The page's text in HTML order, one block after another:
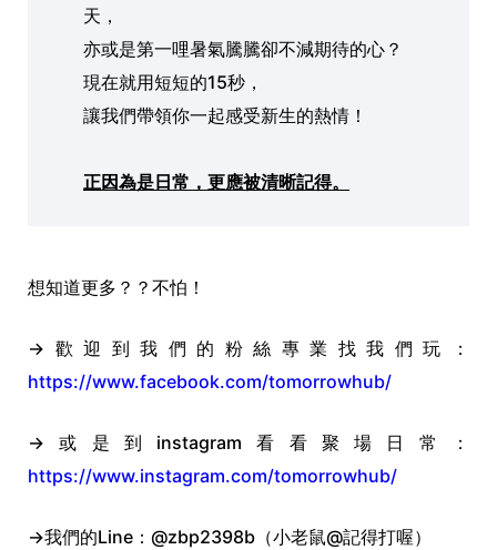
天，
亦或是第一哩暑氣騰騰卻不減期待的心？
現在就用短短的15秒，
讓我們帶領你一起感受新生的熱情！
正因為是日常，更應被清晰記得。
想知道更多？？不怕！
→歡迎到我們的粉絲專業找我們玩：
https://www.facebook.com/tomorrowhub/
→ 或是到instagram看看聚場日常：
https://www.instagram.com/tomorrowhub/
→我們的Line：@zbp2398b（小老鼠@記得打喔）